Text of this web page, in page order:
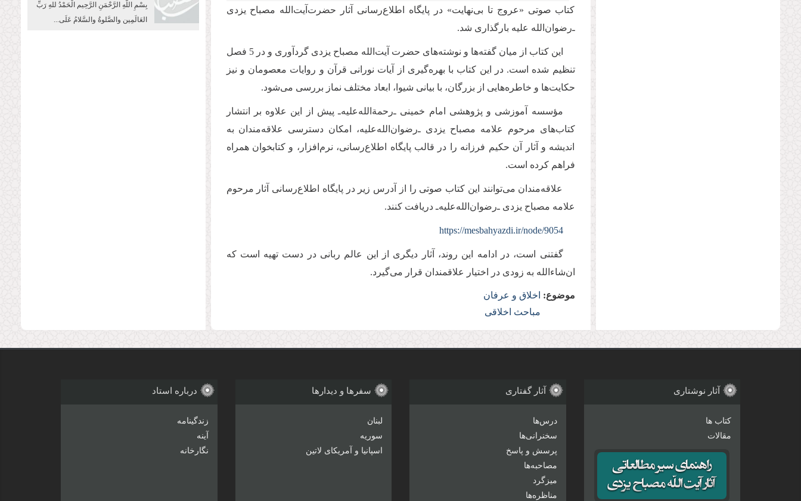
کتاب صوتی «عروج تا بی‌نهایت» در پایگاه اطلاع‌رسانی آثار حضرت‌آیت‌الله مصباح یزدی
ـ‌رضوان‌الله علیه‌ بارگذاری شد.
این کتاب از میان گفته‌ها و نوشته‌های حضرت آیت‌الله مصباح یزدی گردآوری و در 5 فصل
تنظیم شده است. در این کتاب با بهره‌گیری از آیات نورانی قرآن و روایات معصومان و نیز
حکایت‌ها و خاطره‌هایی از بزرگان، با بیانی شیوا، ابعاد مختلف نماز بررسی می‌شود.
مؤسسه آموزشی و پژوهشی امام خمينی‌ ـ‌رحمة‌الله‌عليه‌ـ پيش از اين علاوه بر انتشار
کتاب‌های مرحوم علامه مصباح يزدی ـ‌رضوان‌الله‌‌عليه، امكان دسترسی علاقه‌مندان به
انديشه و آثار آن حكيم فرزانه را در قالب پایگاه اطلاع‌رسانی، نرم‌افزار، و کتابخوان همراه
فراهم كرده است.
علاقه‌مندان می‌توانند اين كتاب صوتی‌ را از آدرس زیر در پایگاه اطلاع‌رسانی آثار مرحوم
علامه مصباح يزدی ـ‌رضوان‌الله‌عليه‌ـ دريافت كنند.
https://mesbahyazdi.ir/node/9054
گفتنی است، در ادامه اين روند، آثار ديگری از اين عالم ربانی در دست تهیه است که
ان‌شاءالله به زودی در اختيار علاقمندان قرار می‌گيرد.
موضوع: اخلاق و عرفان
مباحث اخلاقی
بِسْمِ اللَّهِ الرَّحْمَنِ الرَّحِیم الْحَمْدُ للهِ رَبِّ
العَالَمِین والصَّلوةُ والسَّلامُ عَلَی...
آثار نوشتاری
کتاب ها
مقالات
آثار گفتاری
درس‌ها
سخنرانی‌ها
پرسش و پاسخ
مصاحبه‌ها
میزگرد
مناظره‌ها
سفرها و دیدارها
لبنان
سوریه
اسپانیا و آمریکای لاتین
درباره استاد
زندگینامه
آینه
نگارخانه